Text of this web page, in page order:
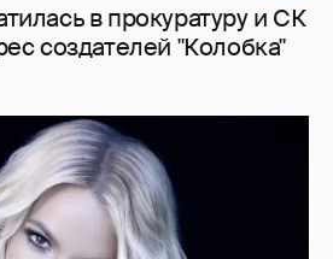
в прокуратуру и СК
создателей "Колобка"